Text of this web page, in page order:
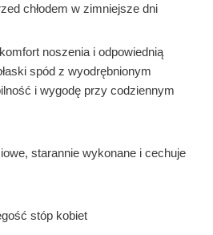
chłodem w zimniejsze dni
noszenia i odpowiednią
spód z wyodrębnionym
i wygodę przy codziennym
starannie wykonane i cechuje
stóp kobiet